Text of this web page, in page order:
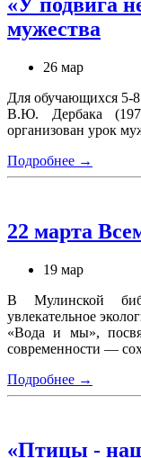
мужества
26 мар
Для обучающихся 5-
В.Ю. Дербака
организован урок
Подробнее →
22 марта
19 мар
В Мулинской
увлекательное
«Вода и мы»,
современности —
Подробнее →
«Птицы -